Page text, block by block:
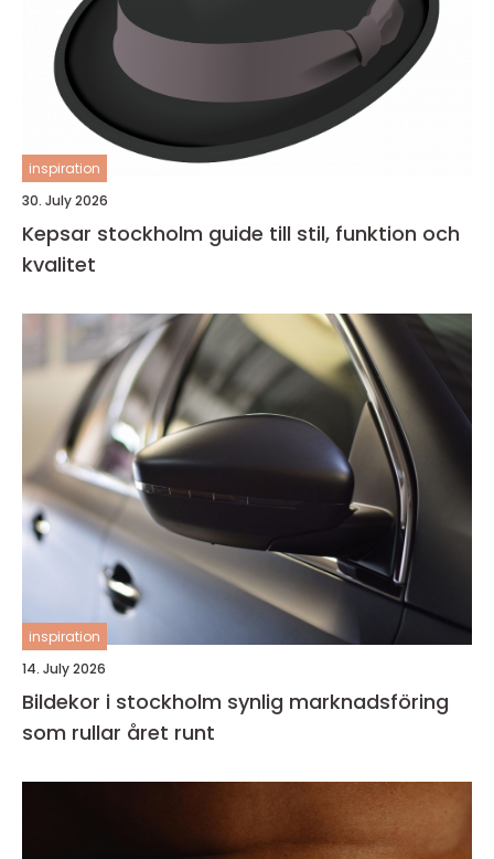
inspiration
30. July 2026
Kepsar stockholm guide till stil, funktion och
kvalitet
inspiration
14. July 2026
Bildekor i stockholm synlig marknadsföring
som rullar året runt